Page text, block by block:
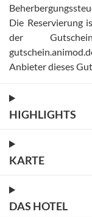
Die Reservierung
der
Anbieter dieses
HIGHLIGHTS
KARTE
DAS HOTEL